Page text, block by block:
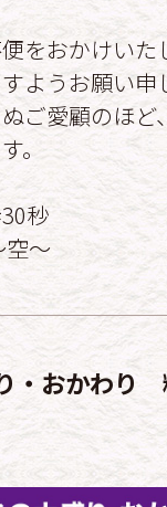
をおかけいた
ようお願い申
ご愛顧のほど
。
秒
空〜
・おかわり